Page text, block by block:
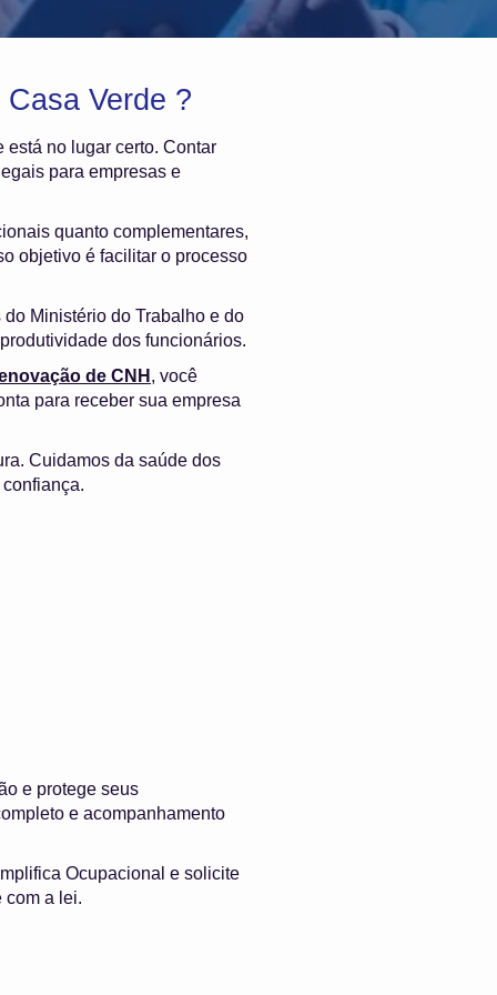
Verde ?
está no lugar certo. Contar
para empresas e
quanto complementares,
objetivo é facilitar o processo
Ministério do Trabalho e do
dos funcionários.
de CNH , você
para receber sua empresa
Cuidamos da saúde dos
e protege seus
e acompanhamento
Ocupacional e solicite
com a lei.